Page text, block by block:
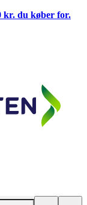
kr. du køber for.